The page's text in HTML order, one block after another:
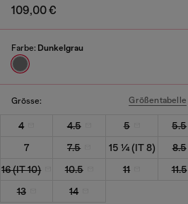
109,00 €
Farbe: Dunkelgrau
Grösse: Größentabelle
4 4.5 5 5.5
7
7.5 15 ¼ (IT 8) 8.5
16 (IT 10)
10.5 11 11.5
13
14